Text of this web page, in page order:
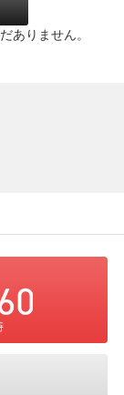
ありません。